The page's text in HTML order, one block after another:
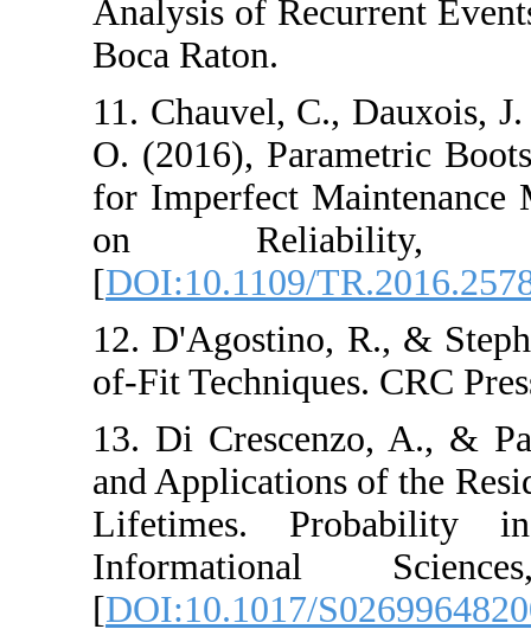
Analysis of
Boca Raton.
11. Chauvel, C.,
O. (2016),
for Imperfect
on
[DOI:10.1109/
12. D'Agostino,
of-Fit
13. Di
and Applications
Lifetimes.
[DOI:10.1017/